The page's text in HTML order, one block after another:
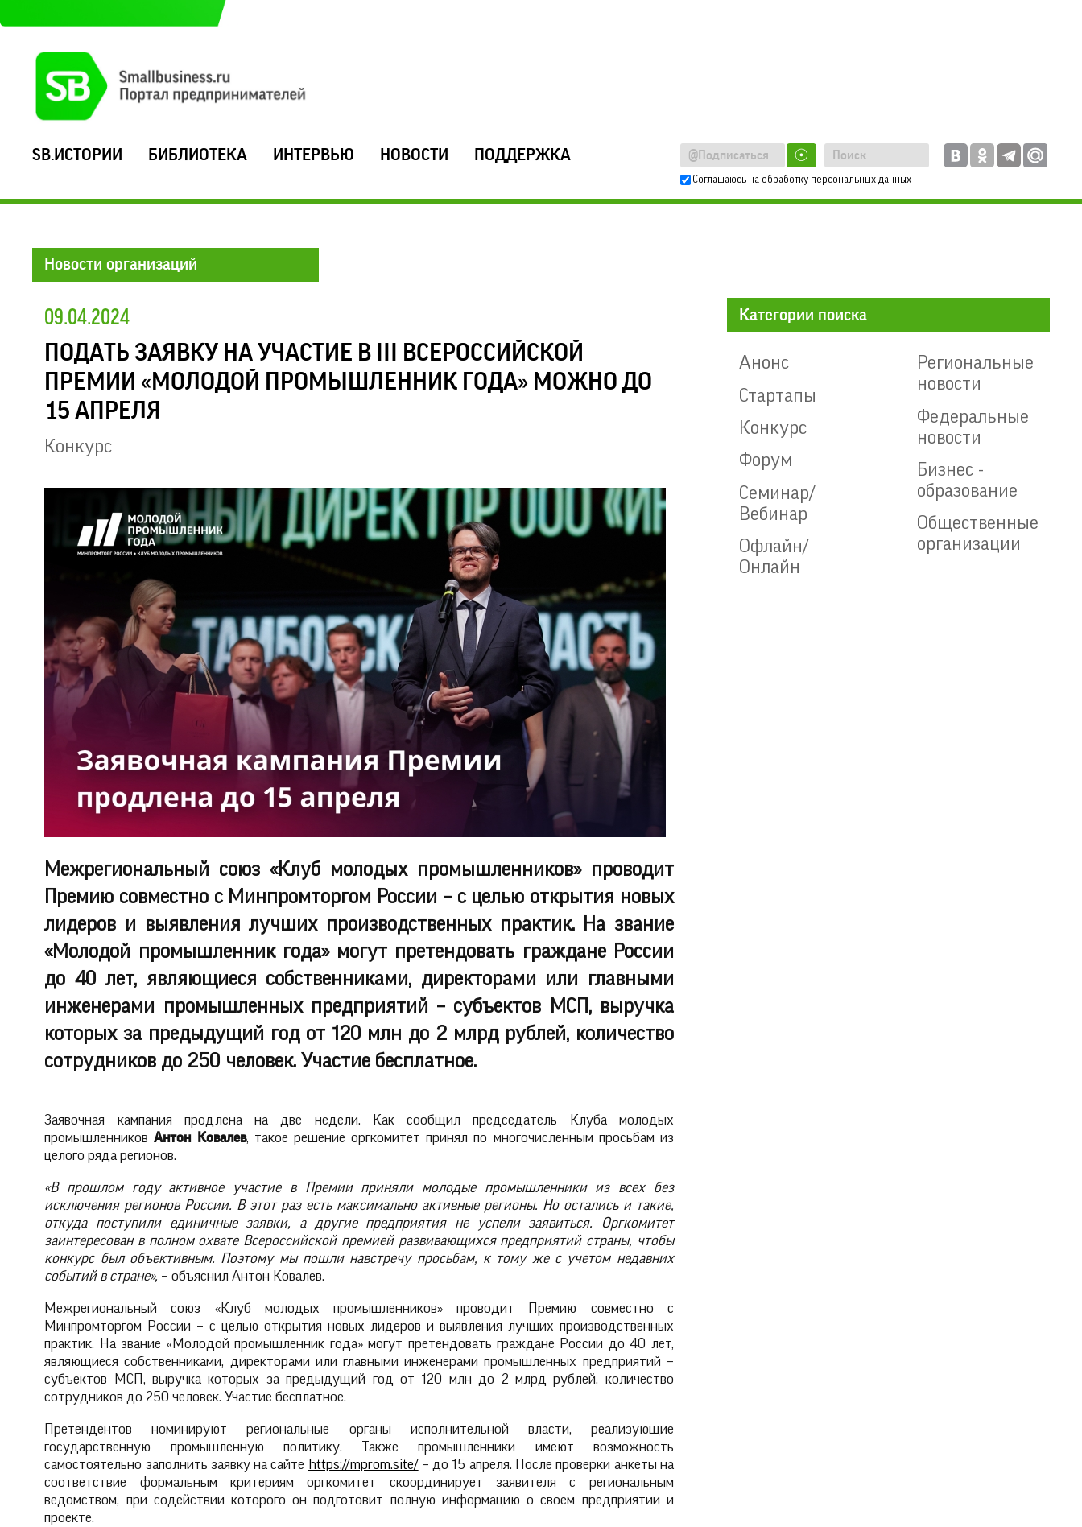
SB.ИСТОРИИ БИБЛИОТЕКА ИНТЕРВЬЮ НОВОСТИ ПОДДЕРЖКА ☉
Соглашаюсь на обработку персональных данных
Новости организаций
09.04.2024
ПОДАТЬ ЗАЯВКУ НА УЧАСТИЕ В III ВСЕРОССИЙСКОЙ
ПРЕМИИ «МОЛОДОЙ ПРОМЫШЛЕННИК ГОДА» МОЖНО ДО
15 АПРЕЛЯ
Конкурс
Межрегиональный союз «Клуб молодых промышленников» проводит
Премию совместно с Минпромторгом России – с целью открытия новых
лидеров и выявления лучших производственных практик. На звание
«Молодой промышленник года» могут претендовать граждане России
до 40 лет, являющиеся собственниками, директорами или главными
инженерами промышленных предприятий – субъектов МСП, выручка
которых за предыдущий год от 120 млн до 2 млрд рублей, количество
сотрудников до 250 человек. Участие бесплатное.
Заявочная кампания продлена на две недели. Как сообщил председатель Клуба молодых
промышленниковАнтон Ковалев, такое решение оргкомитет принял по многочисленным просьбам из
целого ряда регионов.
«В прошлом году активное участие в Премии приняли молодые промышленники из всех без
исключения регионов России. В этот раз есть максимально активные регионы. Но остались и такие,
откуда поступили единичные заявки, а другие предприятия не успели заявиться. Оргкомитет
заинтересован в полном охвате Всероссийской премией развивающихся предприятий страны, чтобы
конкурс был объективным. Поэтому мы пошли навстречу просьбам, к тому же с учетом недавних
событий в стране», – объяснил Антон Ковалев.
Межрегиональный союз «Клуб молодых промышленников» проводит Премию совместно с
Минпромторгом России – с целью открытия новых лидеров и выявления лучших производственных
практик. На звание «Молодой промышленник года» могут претендовать граждане России до 40 лет,
являющиеся собственниками, директорами или главными инженерами промышленных предприятий –
субъектов МСП, выручка которых за предыдущий год от 120 млн до 2 млрд рублей, количество
сотрудников до 250 человек. Участие бесплатное.
Претендентов номинируют региональные органы исполнительной власти, реализующие
государственную промышленную политику. Также промышленники имеют возможность
самостоятельно заполнить заявку на сайте https://mprom.site/– до 15 апреля. После проверки анкеты на
соответствие формальным критериям оргкомитет скоординирует заявителя с региональным
ведомством, при содействии которого он подготовит полную информацию о своем предприятии и
проекте.
Категории поиска
Анонс
Стартапы
Конкурс
Форум
Семинар/
Вебинар
Офлайн/
Онлайн
Региональные
новости
Федеральные
новости
Бизнес -
образование
Общественные
организации